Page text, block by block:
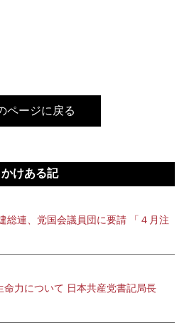
ページに戻る
かけある記
総連、党国会議員団に要請 「４月注
命力について 日本共産党書記局長